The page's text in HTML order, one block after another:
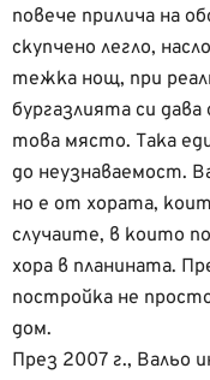
повече прилича на
скупчено легло,
тежка нощ, при
бургазлията си
това място. Така
до неузнаваемост.
но е от хората,
случаите, в които
хора в планината.
постройка не
дом.
През 2007 г., Вальо